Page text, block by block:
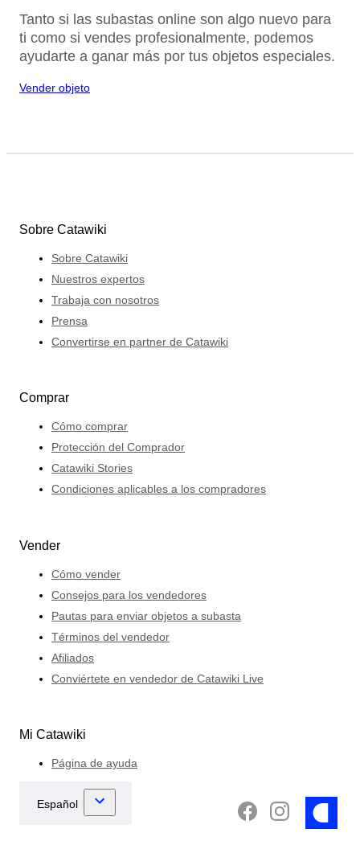
Tanto si las subastas online son algo nuevo para
ti como si vendes profesionalmente, podemos
ayudarte a ganar más por tus objetos especiales.
Vender objeto
Sobre Catawiki
Sobre Catawiki
Nuestros expertos
Trabaja con nosotros
Prensa
Convertirse en partner de Catawiki
Comprar
Cómo comprar
Protección del Comprador
Catawiki Stories
Condiciones aplicables a los compradores
Vender
Cómo vender
Consejos para los vendedores
Pautas para enviar objetos a subasta
Términos del vendedor
Afiliados
Conviértete en vendedor de Catawiki Live
Mi Catawiki
Página de ayuda